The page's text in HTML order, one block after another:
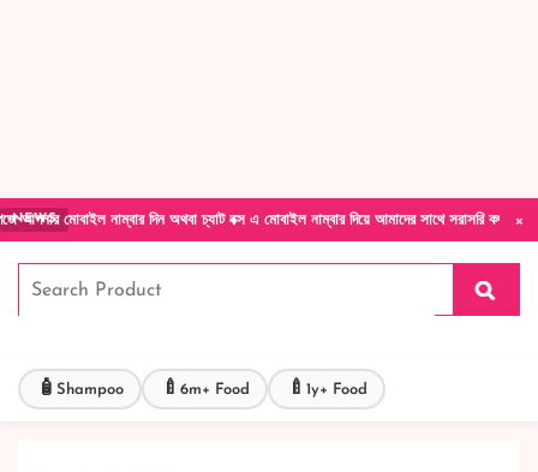
×
NEWS
নাম্বার দিন অথবা চ্যাট বক্স এ মোবাইল নাম্বার দিয়ে আমাদের সাথে সরাসরি কথা বলুন|
🧴 Shampoo 🍼 6m+ Food 🍼 1y+ Food